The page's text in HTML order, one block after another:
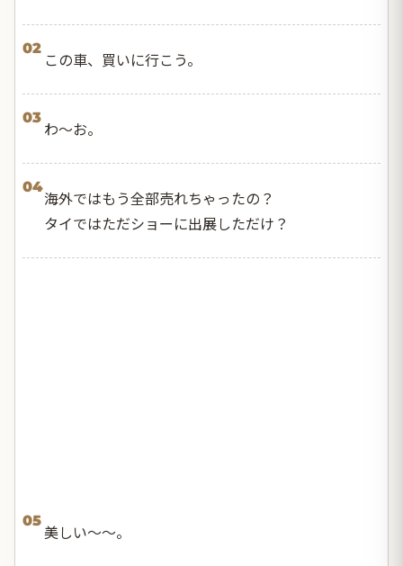
02
この車、買いに行こう。
03
わ～お。
04
海外ではもう全部売れちゃったの？
タイではただショーに出展しただけ？
05
美しい〜〜。